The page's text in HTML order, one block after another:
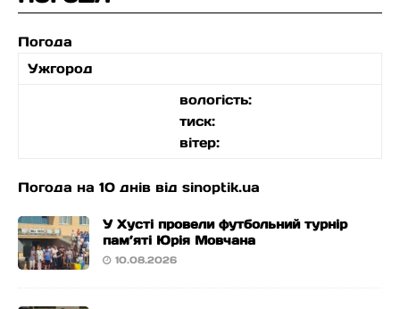
Погода
Ужгород
вологість:
тиск:
вітер:
Погода на 10 днів від sinoptik.ua
У Хусті провели футбольний турнір
пам’яті Юрія Мовчана
10.08.2026